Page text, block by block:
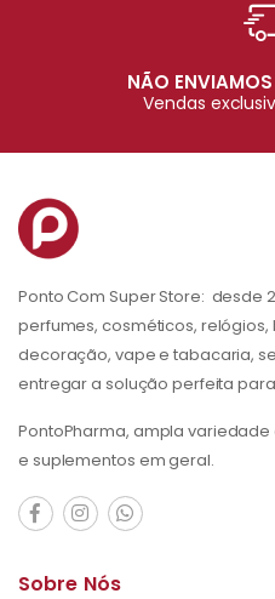
NÃO
Vendas
Ponto Com Super Store: desde
perfumes, cosméticos, relógios,
decoração, vape e tabacaria,
entregar a solução perfeita
PontoPharma, ampla
e suplementos em geral.
Sobre Nós